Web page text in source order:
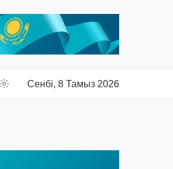
Сенбі, 8 Тамыз 2026